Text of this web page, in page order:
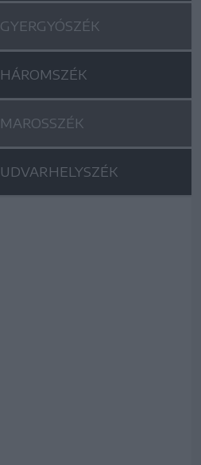
GYERGYÓSZÉK
HÁROMSZÉK
MAROSSZÉK
UDVARHELYSZÉK